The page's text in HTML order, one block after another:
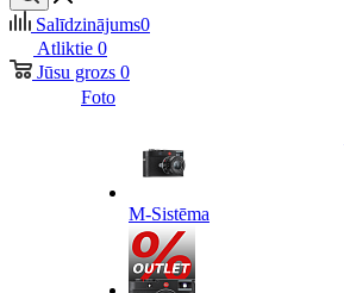
Salīdzinājums0
Atliktie 0
Jūsu grozs 0
Foto
M-Sistēma